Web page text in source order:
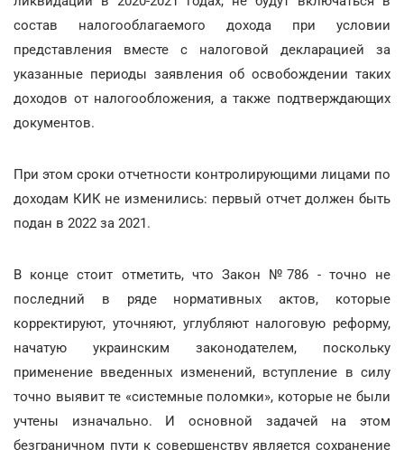
состав налогооблагаемого дохода при условии
представления вместе с налоговой декларацией за
указанные периоды заявления об освобождении таких
доходов от налогообложения, а также подтверждающих
документов.
При этом сроки отчетности контролирующими лицами по
доходам КИК не изменились: первый отчет должен быть
подан в 2022 за 2021.
В конце стоит отметить, что Закон №786 - точно не
последний в ряде нормативных актов, которые
корректируют, уточняют, углубляют налоговую реформу,
начатую украинским законодателем, поскольку
применение введенных изменений, вступление в силу
точно выявит те «системные поломки», которые не были
учтены изначально. И основной задачей на этом
безграничном пути к совершенству является сохранение